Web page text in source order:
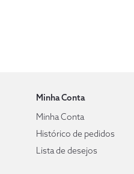
Minha Conta
Minha Conta
Histórico de pedidos
Lista de desejos